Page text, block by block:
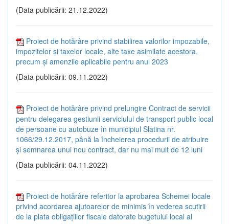
(Data publicării: 21.12.2022)
Proiect de hotărâre privind stabilirea valorilor impozabile,
impozitelor și taxelor locale, alte taxe asimilate acestora,
precum și amenzile aplicabile pentru anul 2023
(Data publicării: 09.11.2022)
Proiect de hotărâre privind prelungire Contract de servicii
pentru delegarea gestiunii serviciului de transport public local
de persoane cu autobuze în municipiul Slatina nr.
1066/29.12.2017, până la încheierea procedurii de atribuire
și semnarea unui nou contract, dar nu mai mult de 12 luni
(Data publicării: 04.11.2022)
Proiect de hotărâre referitor la aprobarea Schemei locale
privind acordarea ajutoarelor de minimis în vederea scutirii
de la plata obligațiilor fiscale datorate bugetului local al